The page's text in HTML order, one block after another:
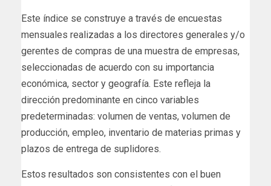
Este índice se construye a través de encuestas
mensuales realizadas a los directores generales y/o
gerentes de compras de una muestra de empresas,
seleccionadas de acuerdo con su importancia
económica, sector y geografía. Este refleja la
dirección predominante en cinco variables
predeterminadas: volumen de ventas, volumen de
producción, empleo, inventario de materias primas y
plazos de entrega de suplidores.
Estos resultados son consistentes con el buen